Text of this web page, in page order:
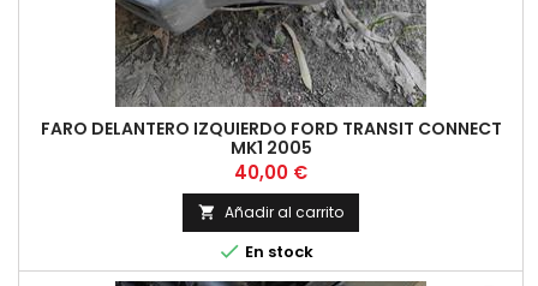
FARO DELANTERO IZQUIERDO FORD TRANSIT CONNECT
MK1 2005
Precio
40,00 €
 Añadir al carrito
 En stock